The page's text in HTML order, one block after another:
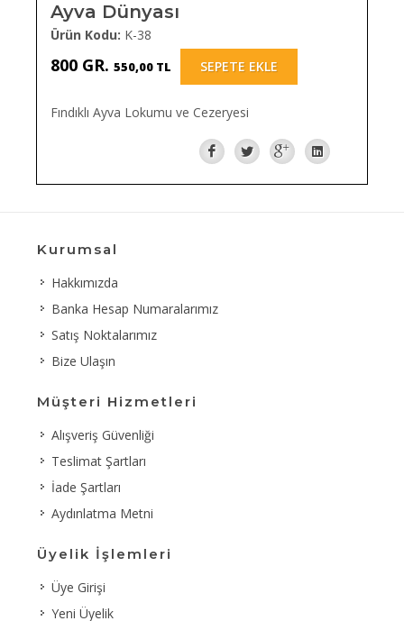
Ayva Dünyası
Ürün Kodu: K-38
800 GR. 550,00 TL SEPETE EKLE
Fındıklı Ayva Lokumu ve Cezeryesi
Kurumsal
Hakkımızda
Banka Hesap Numaralarımız
Satış Noktalarımız
Bize Ulaşın
Müşteri Hizmetleri
Alışveriş Güvenliği
Teslimat Şartları
İade Şartları
Aydınlatma Metni
Üyelik İşlemleri
Üye Girişi
Yeni Üyelik